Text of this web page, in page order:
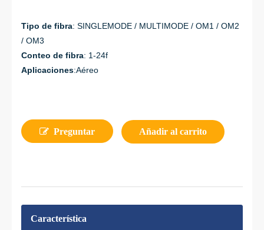
Tipo de fibra: SINGLEMODE / MULTIMODE / OM1 / OM2
/ OM3
Conteo de fibra: 1-24f
Aplicaciones:Aéreo
Preguntar Añadir al carrito
Característica